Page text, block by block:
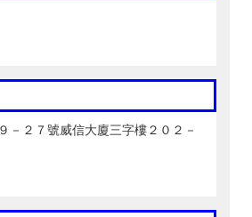
－２７號威信大廈三字樓２０２－